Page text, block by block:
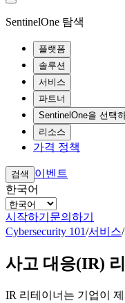
SentinelOne 탐색
플랫폼
솔루션
서비스
파트너
SentinelOne을 선택
리소스
가격 정책
검색
이벤트
한국어
시작하기 문의하기
Cybersecurity 101/서비스/
사고 대응(IR)
IR 리테이너는 기업이